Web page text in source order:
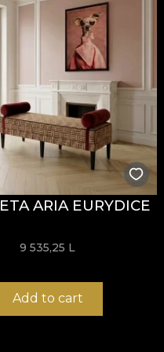
la testul de
tip țigară.
prin răsucire, fără
ARIA EURYDICE
9 535,25 L
Add to cart